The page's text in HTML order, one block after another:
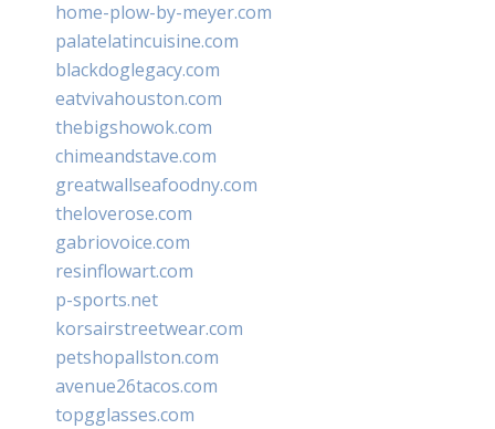
home-plow-by-meyer.com
palatelatincuisine.com
blackdoglegacy.com
eatvivahouston.com
thebigshowok.com
chimeandstave.com
greatwallseafoodny.com
theloverose.com
gabriovoice.com
resinflowart.com
p-sports.net
korsairstreetwear.com
petshopallston.com
avenue26tacos.com
topgglasses.com